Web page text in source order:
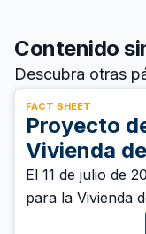
Contenido
Descubra otras
FACT SHEET
Proyecto
Vivienda
El 11 de julio de
para la Vivienda
to Housing Act)